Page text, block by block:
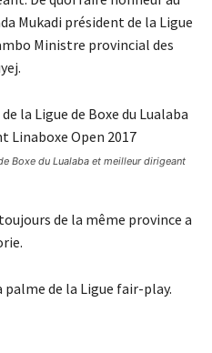
Mukadi président de la Ligue
Ministre provincial des
Boxe du Lualaba et meilleur dirigeant
de la même province a
palme de la Ligue fair-play.